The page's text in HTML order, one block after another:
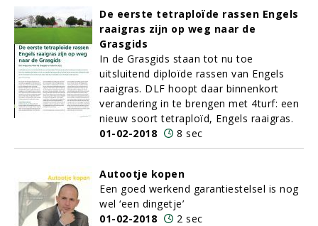
De eerste tetraploïde rassen Engels
raaigras zijn op weg naar de
Grasgids
In de Grasgids staan tot nu toe
uitsluitend diploïde rassen van Engels
raaigras. DLF hoopt daar binnenkort
verandering in te brengen met 4turf: een
nieuw soort tetraploïd, Engels raaigras.
01-02-2018
8 sec
Autootje kopen
Een goed werkend garantiestelsel is nog
wel ‘een dingetje’
01-02-2018
2 sec